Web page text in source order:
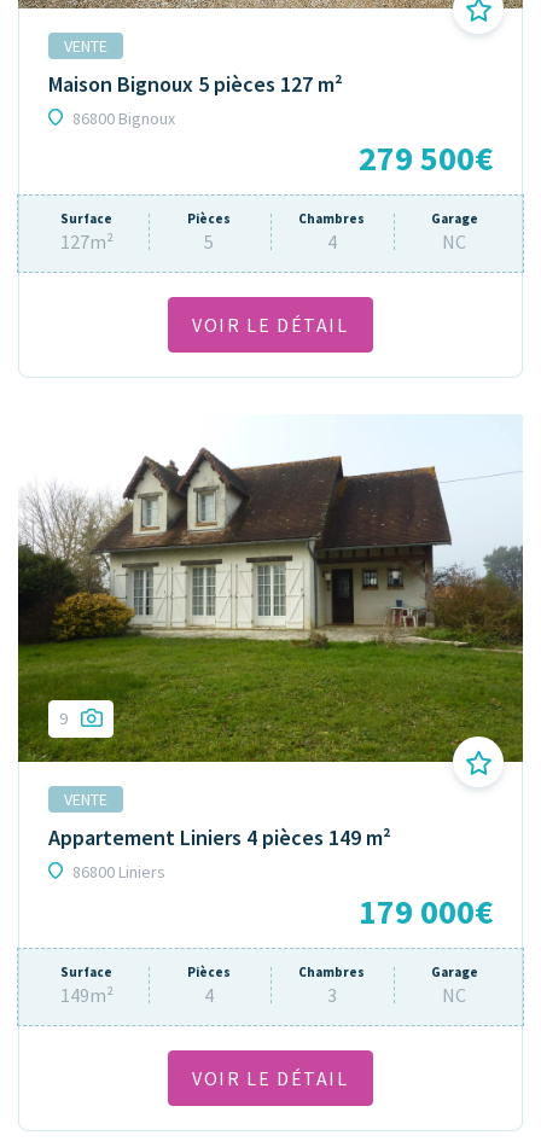
VENTE
Maison Bignoux 5 pièces 127 m²
86800 Bignoux
279 500€
Surface
127m²
Pièces
5
Chambres
4
Garage
NC
VOIR LE DÉTAIL
9
VENTE
Appartement Liniers 4 pièces 149 m²
86800 Liniers
179 000€
Surface
149m²
Pièces
4
Chambres
3
Garage
NC
VOIR LE DÉTAIL